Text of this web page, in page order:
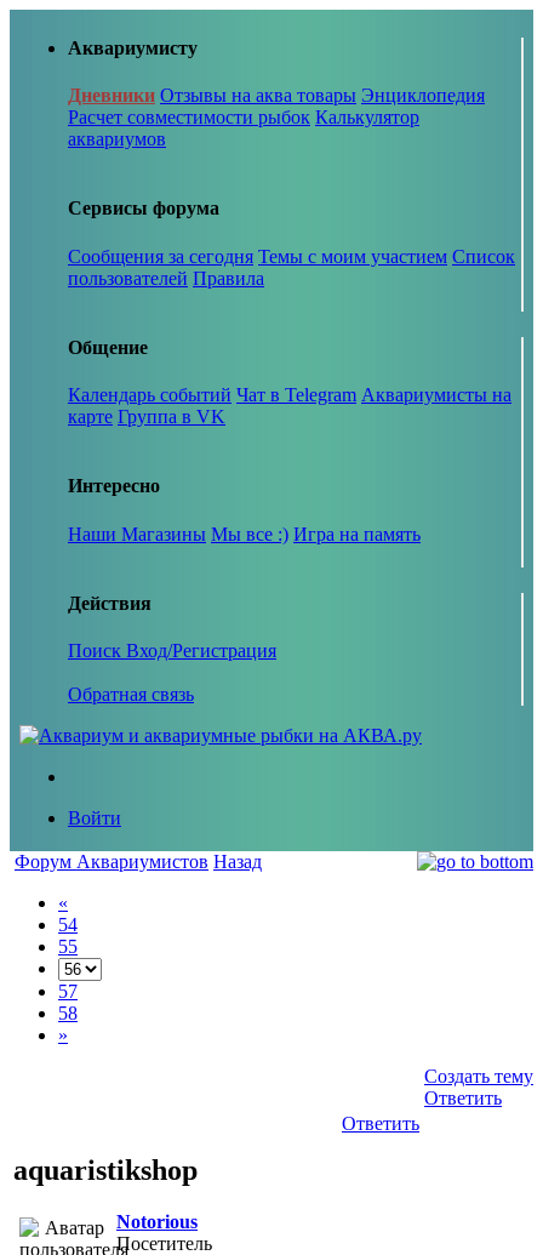
Аквариумисту
Дневники Отзывы на аква товары Энциклопедия
Расчет совместимости рыбок Калькулятор
аквариумов
Сервисы форума
Сообщения за сегодня Темы с моим участием Список
пользователей Правила
Общение
Календарь событий Чат в Telegram Аквариумисты на
карте Группа в VK
Интересно
Наши Магазины Мы все :) Игра на память
Действия
Поиск Вход/Регистрация
Обратная связь
Войти
Форум Аквариумистов Назад
«
54
55
57
58
»
Создать тему
Ответить
Ответить
aquaristikshop
Notorious
Посетитель